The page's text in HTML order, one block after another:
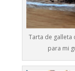
Tarta de galleta
para mi